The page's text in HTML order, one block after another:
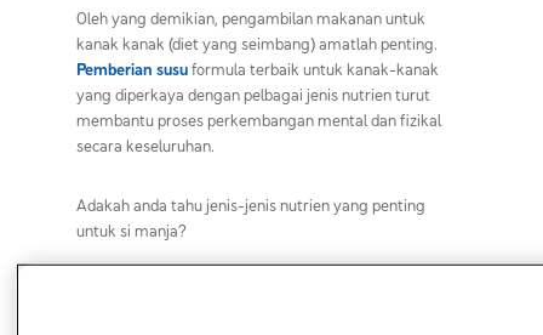
Oleh yang demikian, pengambilan makanan untuk
kanak kanak (diet yang seimbang) amatlah penting.
Pemberian susuformula terbaik untuk kanak-kanak
yang diperkaya dengan pelbagai jenis nutrien turut
membantu proses perkembangan mental dan fizikal
secara keseluruhan.
Adakah anda tahu jenis-jenis nutrien yang penting
untuk si manja?